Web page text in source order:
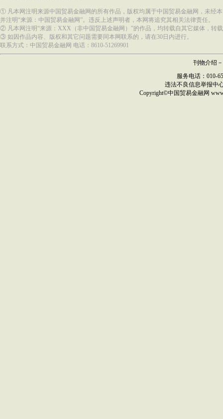
① 凡本网注明来源中国贸易金融网的所有作品，版权均属于中国贸易金融网，未经
并注明“来源：中国贸易金融网”。违反上述声明者，本网将追究其相关法律责任。
② 凡本网注明“来源：XXX（非中国贸易金融网）”的作品，均转载自其它媒体，转
③ 如因作品内容、版权和其它问题需要同本网联系的，请在30日内进行。
联系方式：中国贸易金融网 电话：8610-51269901
刊物介绍 －
服务电话：010-
违法不良信息举报中
Copyright©中国贸易金融网